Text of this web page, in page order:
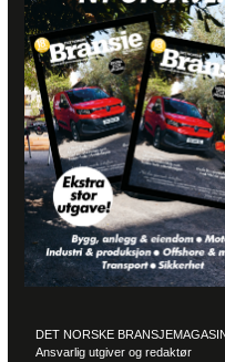
DET NORSKE
Ansvarlig utgiver og redaktør